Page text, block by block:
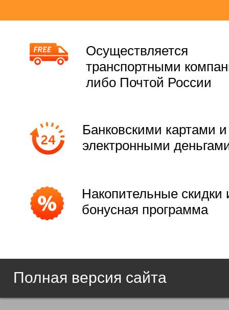
Осуществляется
транспортными
либо Почтой России
Банковскими картами и
электронными
Накопительные скидки
бонусная программа
Полная версия сайта